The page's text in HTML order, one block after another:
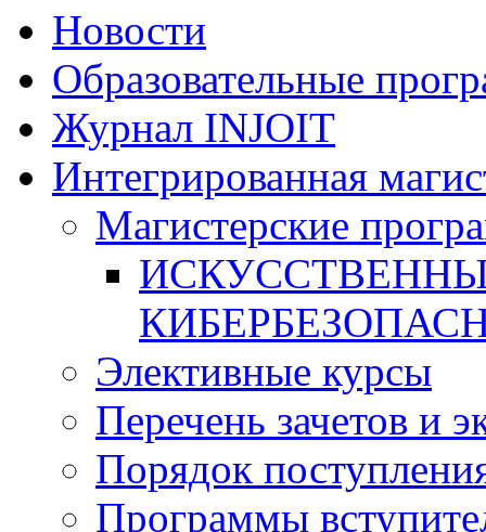
Новости
Образовательные
Журнал INJOIT
Интегрированная
Магистерские
Элективные курсы
Перечень зачетов и
Порядок
Программы